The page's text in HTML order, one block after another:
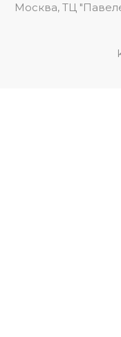
Москва, ТЦ